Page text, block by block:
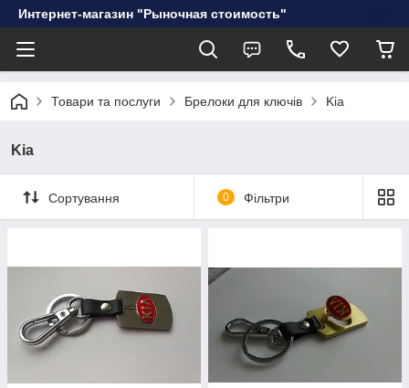
Интернет-магазин "Рыночная стоимость"
Товари та послуги Брелоки для ключів Kia
Kia
Сортування 0 Фільтри